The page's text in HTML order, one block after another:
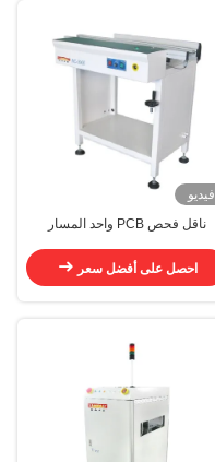
فيديو
ناقل فحص PCB واحد المسار
احصل على أفضل سعر